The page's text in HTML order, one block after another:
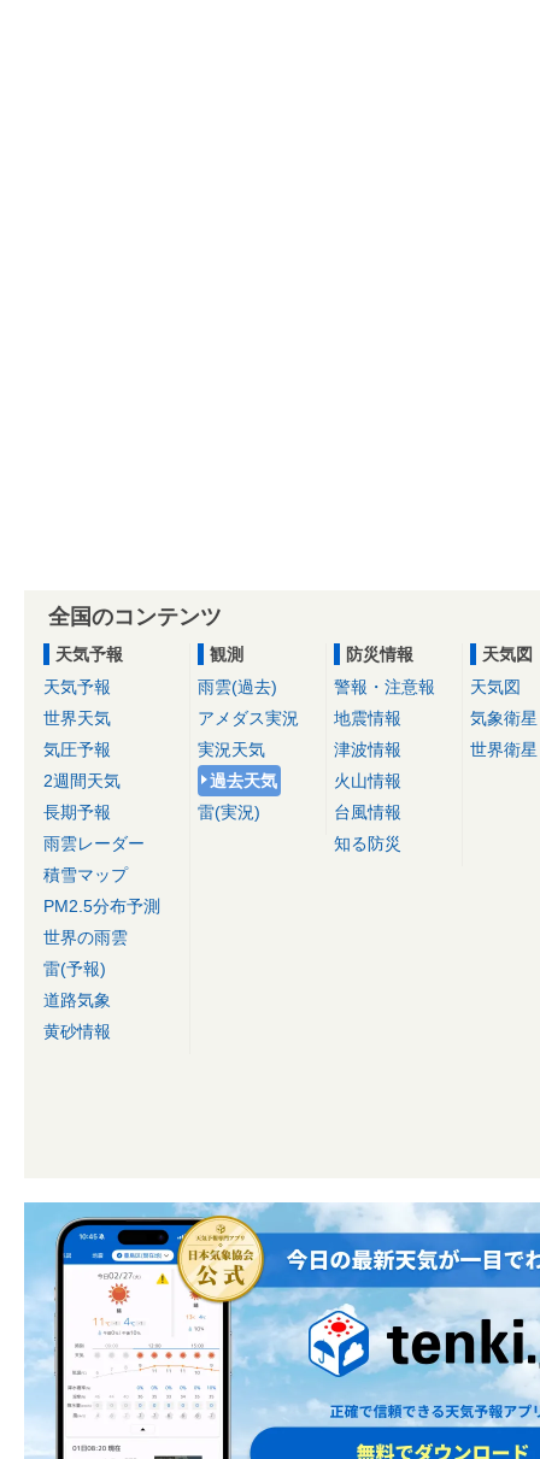
全国のコンテンツ
天気予報
天気予報
世界天気
気圧予報
2週間天気
長期予報
雨雲レーダー
積雪マップ
PM2.5分布予測
世界の雨雲
雷(予報)
道路気象
黄砂情報
観測
雨雲(過去)
アメダス実況
実況天気
過去天気
雷(実況)
防災情報
警報・注意報
地震情報
津波情報
火山情報
台風情報
知る防災
天気図
天気図
気象衛星
世界衛星